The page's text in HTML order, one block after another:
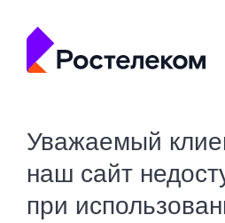
Уважаемый
наш сайт
при